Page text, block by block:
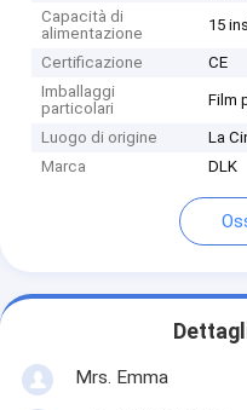
Capacità di
alimentazione
15
Certificazione
CE
Imballaggi
particolari
Film
Luogo di origine
La
Marca
DLK
Mrs. Emma